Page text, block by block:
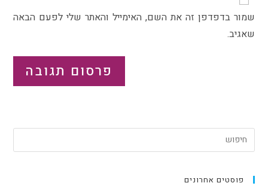
שמור בדפדפן זה את השם, האימייל והאתר שלי לפעם הבאה
שאגיב.
פוסטים אחרונים